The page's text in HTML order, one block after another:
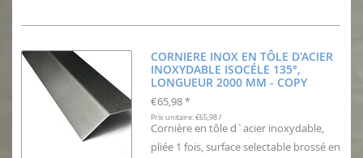
CORNIERE INOX EN TÔLE D'ACIER
INOXYDABLE ISOCÉLE 135°,
LONGUEUR 2000 MM - COPY
€65,98 *
Prix unitaire: €65,98 /
Cornière en tôle d`acier inoxydable,
pliée 1 fois, surface selectable brossé en